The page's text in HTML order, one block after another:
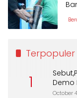
Terpopuler
1
Demo
October